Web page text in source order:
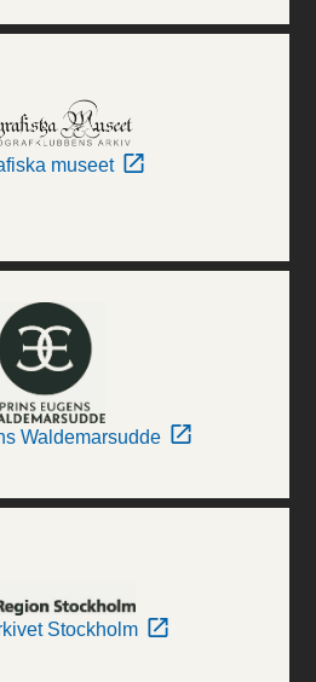
museet
Waldemarsudde
Stockholm